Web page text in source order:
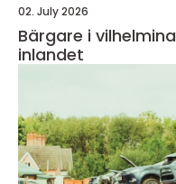
02. July 2026
Bärgare i vilhelmina trygg hjälp på vägarna i
inlandet